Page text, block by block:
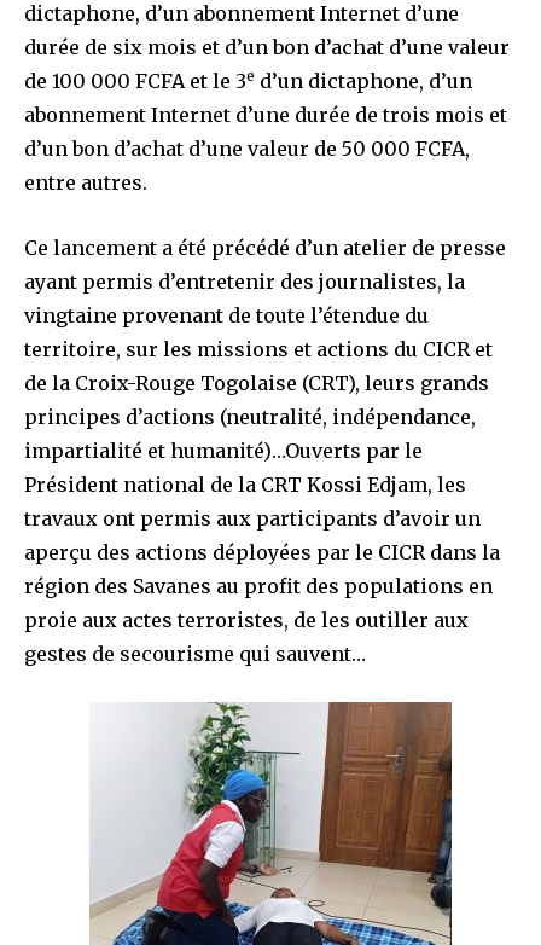
dictaphone, d’un abonnement Internet d’une
durée de six mois et d’un bon d’achat d’une valeur
de 100 000 FCFA et le 3e d’un dictaphone, d’un
abonnement Internet d’une durée de trois mois et
d’un bon d’achat d’une valeur de 50 000 FCFA,
entre autres.
Ce lancement a été précédé d’un atelier de presse
ayant permis d’entretenir des journalistes, la
vingtaine provenant de toute l’étendue du
territoire, sur les missions et actions du CICR et
de la Croix-Rouge Togolaise (CRT), leurs grands
principes d’actions (neutralité, indépendance,
impartialité et humanité)…Ouverts par le
Président national de la CRT Kossi Edjam, les
travaux ont permis aux participants d’avoir un
aperçu des actions déployées par le CICR dans la
région des Savanes au profit des populations en
proie aux actes terroristes, de les outiller aux
gestes de secourisme qui sauvent…